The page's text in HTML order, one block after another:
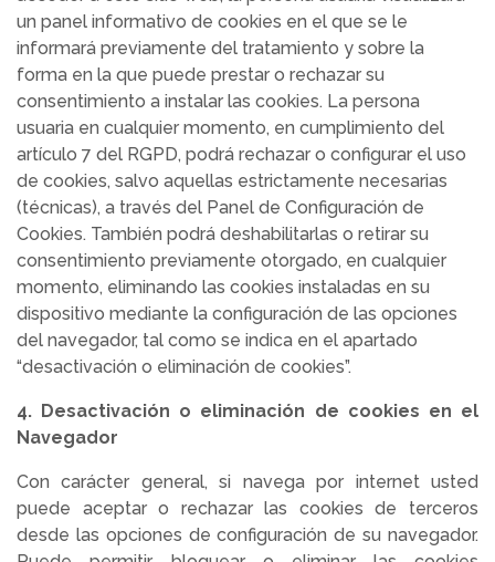
un panel informativo de cookies en el que se le
informará previamente del tratamiento y sobre la
forma en la que puede prestar o rechazar su
consentimiento a instalar las cookies. La persona
usuaria en cualquier momento, en cumplimiento del
artículo 7 del RGPD, podrá rechazar o configurar el uso
de cookies, salvo aquellas estrictamente necesarias
(técnicas), a través del Panel de Configuración de
Cookies. También podrá deshabilitarlas o retirar su
consentimiento previamente otorgado, en cualquier
momento, eliminando las cookies instaladas en su
dispositivo mediante la configuración de las opciones
del navegador, tal como se indica en el apartado
“desactivación o eliminación de cookies”.
4. Desactivación o eliminación de cookies en el
Navegador
Con carácter general, si navega por internet usted
puede aceptar o rechazar las cookies de terceros
desde las opciones de configuración de su navegador.